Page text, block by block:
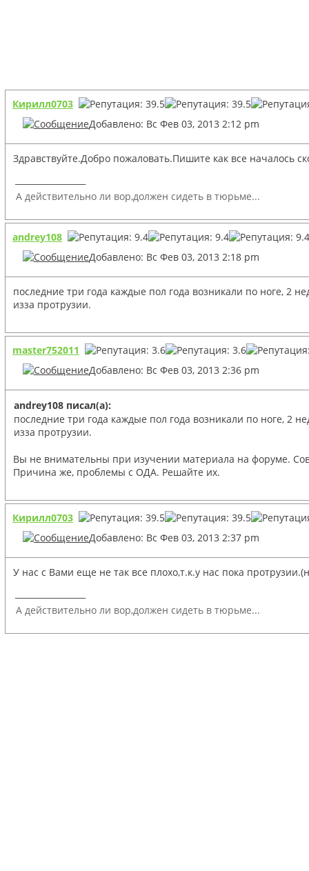
Кирилл0703
Добавлено: Вс Фев 03, 2013 2:12 pm
Здравствуйте.Добро пожаловать.Пишите как все началось
А действительно ли вор,должен сидеть в тюрьме...
andrey108
Добавлено: Вс Фев 03, 2013 2:18 pm
последние три года каждые пол года возникали по ноге, 2
изза протрузии.
master752011
Добавлено: Вс Фев 03, 2013 2:36 pm
andrey108 писал(а):
последние три года каждые пол года возникали по ноге, 2
изза протрузии.
Вы не внимательны при изучении материала на форуме.
Причина же, проблемы с ОДА. Решайте их.
Кирилл0703
Добавлено: Вс Фев 03, 2013 2:37 pm
У нас с Вами еще не так все плохо,т.к.у нас пока
А действительно ли вор,должен сидеть в тюрьме...